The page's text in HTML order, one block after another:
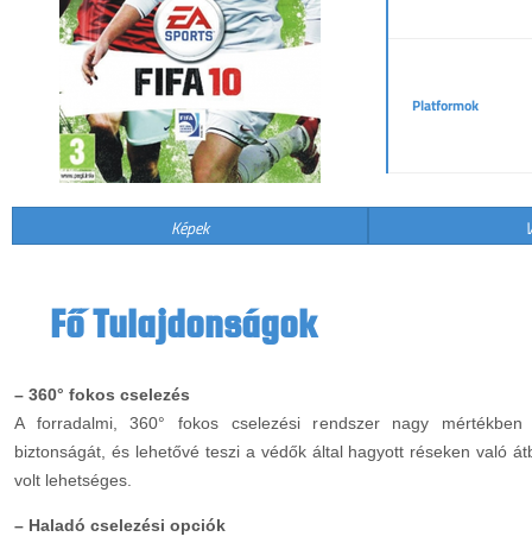
Platformok
Képek
Fő Tulajdonságok
– 360° fokos cselezés
A forradalmi, 360° fokos cselezési rendszer nagy mértékben
biztonságát, és lehetővé teszi a védők által hagyott réseken való
volt lehetséges.
– Haladó cselezési opciók